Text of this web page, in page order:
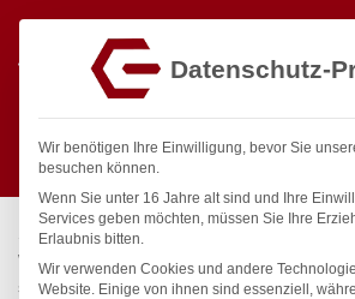
Start / Gastronomiebedarf & Gastro Geräte
Wassertechnik
Wellnes
spa Kneipp’sche Garnitur 3/4″ Ø 27mm 3/4″
Datenschutz-
Wir benötigen Ihre Einwilligung, bevor Sie
besuchen können.
Wenn Sie unter 16 Jahre alt sind und Ihre
Services geben möchten, müssen Sie Ihre
Erlaubnis bitten.
Wir verwenden Cookies und andere
Website. Einige von ihnen sind essenziell,